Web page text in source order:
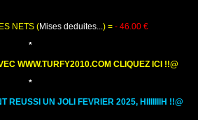
NETS (Mises deduites...) = - 46.00 €
*
WWW.TURFY2010.COM CLIQUEZ ICI !!@
*
REUSSI UN JOLI FEVRIER 2025, HIIIIIIIH !!@